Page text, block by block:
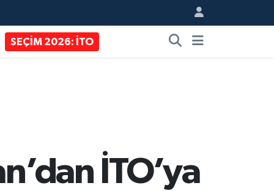
SEÇİM 2026: İTO
İTO’ya